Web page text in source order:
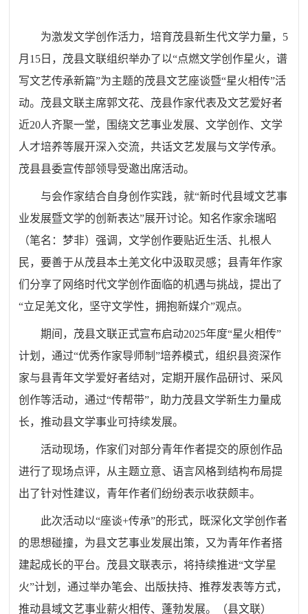
为激发文学创作活力，培育茂县新生代文学力量，5
月1 5 日， 茂县文联组织举办了以“点燃文学创作星火，谱
写文艺传承新篇”为主题的茂县文艺座谈暨“星火相传”活
动。 茂县文联主席郭文花、 茂县作家代表及文艺爱好者
近20人齐聚一堂，围绕文艺事业发展、文学创作、文学
人才培养等展开深入交流，共话文艺发展与文学传承。
茂县县委宣传部领导受邀出席活动。
与会作家结合自身创作实践，就“新时代县域文艺事
业发展暨文学的创新表达”展开讨论。知名作家余瑞昭
（笔名：梦非）强调，文学创作要贴近生活、扎根人
民，要善于从茂县本土羌文化中汲取灵感； 县青年作家
们 分享了网络时代文学创作面临的机遇与挑战，提出了
“立足羌文化， 坚守文学性，拥抱新媒介”观点。
期间，茂县文联正式宣布启动2025年度“星火相传”
计划，通过“优秀作家导师制”培养模式，组织县资深作
家与县青年文学爱好者结对，定期开展作品研讨、采风
创作等活动，通过“传帮带”，助力茂县文学新生力量成
长，推动县文学事业可持续发展。
活动现场，作家们 对部分青年作者提交的原创作品
进行了现场点评，从主题立意、语言风格到结构布局提
出了针对性建议，青年作者们纷纷表示收获颇丰。
此次活动以“座谈+传承”的形式，既深化文学创作者
的思想碰撞， 为县文艺事业发展出策， 又为青年作者搭
建起成长的平台。 茂县文联表示，将持续推进“文学星
火”计划，通过举办笔会、出版扶持、推荐发表等方式，
推动县域文艺事业薪火相传、蓬勃发展。 （县文联）